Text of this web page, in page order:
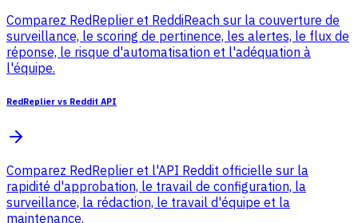
Comparez RedReplier et ReddiReach sur la couverture de
surveillance, le scoring de pertinence, les alertes, le flux de
réponse, le risque d'automatisation et l'adéquation à
l'équipe.
RedReplier vs Reddit API
Comparez RedReplier et l'API Reddit officielle sur la
rapidité d'approbation, le travail de configuration, la
surveillance, la rédaction, le travail d'équipe et la
maintenance.